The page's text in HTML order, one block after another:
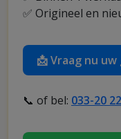
✅ Origineel en
📩 Vraag nu
📞 of bel: 033-20